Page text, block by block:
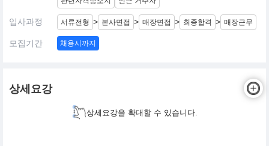
입사과정 서류전형 > 본사면접 > 매장면접 > 최종합격 > 매장근무
모집기간 채용시까지
상세요강
상세요강을 확대할 수 있습니다.